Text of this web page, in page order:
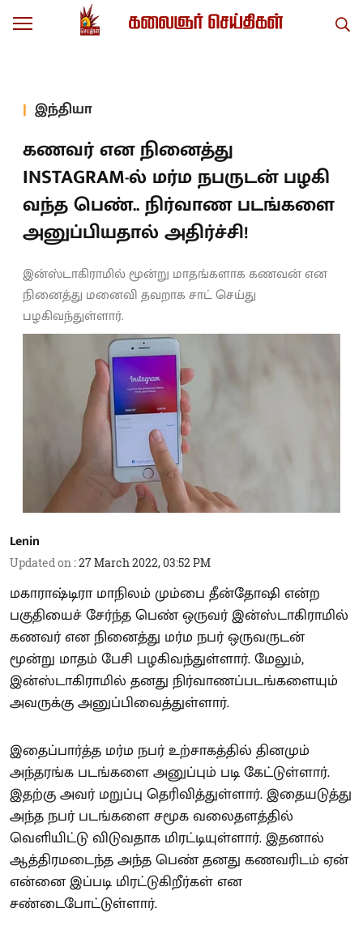
இந்தியா
கணவர் என நினைத்து
INSTAGRAM-ல் மர்ம நபருடன் பழகி
வந்த பெண்.. நிர்வாண படங்களை
அனுப்பியதால் அதிர்ச்சி!
இன்ஸ்டாகிராமில் மூன்று மாதங்களாக கணவன் என
நினைத்து மனைவி தவறாக சாட் செய்து
பழகிவந்துள்ளார்.
Lenin
Updated on :27 March 2022, 03:52 PM
மகாராஷ்டிரா மாநிலம் மும்பை தீன்தோஷி என்ற
பகுதியைச் சேர்ந்த பெண் ஒருவர் இன்ஸ்டாகிராமில்
கணவர் என நினைத்து மர்ம நபர் ஒருவருடன்
மூன்று மாதம் பேசி பழகிவந்துள்ளார். மேலும்,
இன்ஸ்டாகிராமில் தனது நிர்வாணப்படங்களையும்
அவருக்கு அனுப்பிவைத்துள்ளார்.
இதைப்பார்த்த மர்ம நபர் உற்சாகத்தில் தினமும்
அந்தரங்க படங்களை அனுப்பும் படி கேட்டுள்ளார்.
இதற்கு அவர் மறுப்பு தெரிவித்துள்ளார். இதையடுத்து
அந்த நபர் படங்களை சமூக வலைதளத்தில்
வெளியிட்டு விடுவதாக மிரட்டியுள்ளார். இதனால்
ஆத்திரமடைந்த அந்த பெண் தனது கணவரிடம் ஏன்
என்னை இப்படி மிரட்டுகிறீர்கள் என
சண்டைபோட்டுள்ளார்.